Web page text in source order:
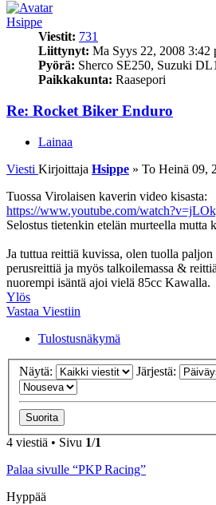
Hsippe
Viestit: 731
Liittynyt: Ma Syys 22, 2008 3:42
Pyörä: Sherco SE250, Suzuki
Paikkakunta: Raasepori
Re: Rocket Biker Enduro
Lainaa
Viesti Kirjoittaja Hsippe » To Heinä 09,
Tuossa Virolaisen kaverin video kisasta:
https://www.youtube.com/
Selostus tietenkin etelän murteella mutta
Ja tuttua reittiä kuvissa, olen tuolla paljon
perusreittiä ja myös talkoilemassa &
nuorempi isäntä ajoi vielä 85cc Kawalla.
Ylös
Vastaa Viestiin
Tulostusnäkymä
Näytä: Järjestä:
4 viestiä • Sivu 1/1
Palaa sivulle “PKP Racing”
Hyppää